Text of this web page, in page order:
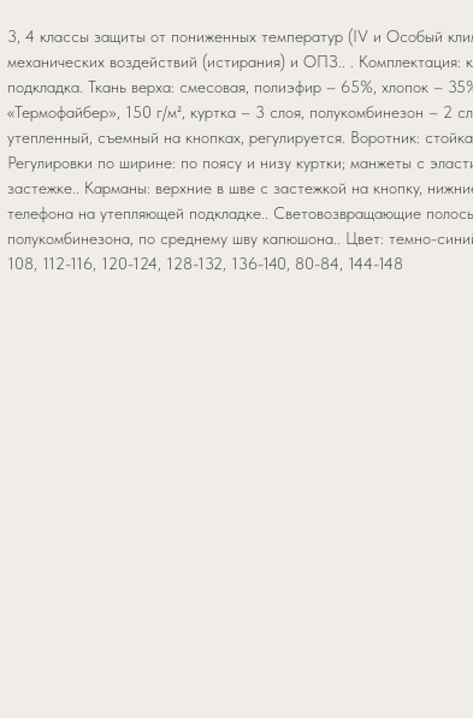
3, 4 классы защиты от пониженных температур (IV и Особый
механических воздействий (истирания) и ОПЗ.. . Комплектация:
подкладка. Ткань верха: смесовая, полиэфир – 65%, хлопок –
«Термофайбер», 150 г/м², куртка – 3 слоя, полукомбинезон – 2
утепленный, съемный на кнопках, регулируется. Воротник:
Регулировки по ширине: по поясу и низу куртки; манжеты с
застежке.. Карманы: верхние в шве с застежкой на кнопку,
телефона на утепляющей подкладке.. Световозвращающие
полукомбинезона, по среднему шву капюшона.. Цвет: темно-
108, 112-116, 120-124, 128-132, 136-140, 80-84, 144-148